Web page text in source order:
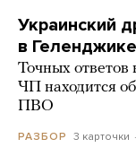
Украинский
в
Точных ответов
ЧП находится
ПВО
РАЗБОР 3 карточки